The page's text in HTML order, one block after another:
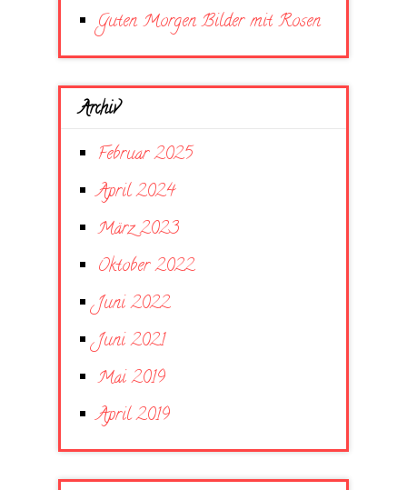
Guten Morgen Bilder mit Rosen
Archiv
Februar 2025
April 2024
März 2023
Oktober 2022
Juni 2022
Juni 2021
Mai 2019
April 2019